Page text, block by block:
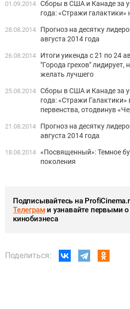
01.09.2014 Сборы в США и Канаде за
года: «Стражи галактики»
28.08.2014
Прогноз на десятку
августа 2014 года
26.08.2014
Итоги уикенда c 21 по 24
"Города грехов"
желать лучшего
25.08.2014 Сборы в США и Канаде за
года: «Стражи Галактики»
первенства, отодвинув
21.08.2014
Прогноз на десятку
августа 2014 года
18.08.2014 «Посвященный»: Темное
поколения
Подписывайтесь на
Телеграми узнавайте первыми
кинобизнеса
Поделиться: